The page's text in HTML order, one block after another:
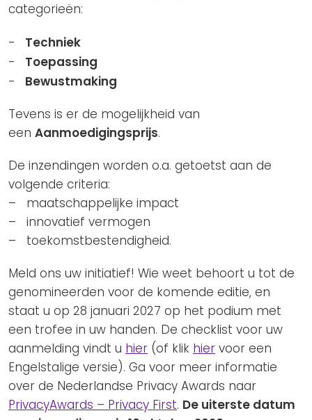
categorieën:
Techniek
Toepassing
Bewustmaking
Tevens is er de mogelijkheid van
een Aanmoedigingsprijs.
De inzendingen worden o.a. getoetst aan de
volgende criteria:
– maatschappelijke impact
– innovatief vermogen
– toekomstbestendigheid.
Meld ons uw initiatief! Wie weet behoort u tot de
genomineerden voor de komende editie, en
staat u op 28 januari 2027 op het podium met
een trofee in uw handen. De checklist voor uw
aanmelding vindt u hier (of klik hier voor een
Engelstalige versie). Ga voor meer informatie
over de Nederlandse Privacy Awards naar
PrivacyAwards – Privacy First. De uiterste datum